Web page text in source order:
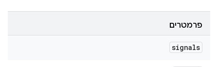
פרמטרים
signals